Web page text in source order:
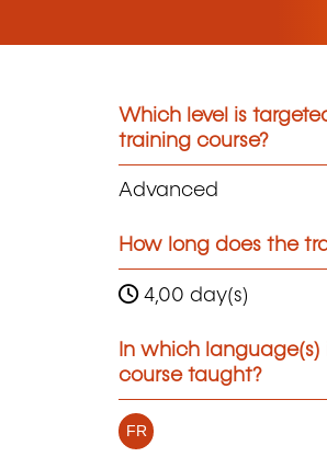
Which level is
training course?
Advanced
How long does the
4,00 day(s)
In which
course taught?
FR